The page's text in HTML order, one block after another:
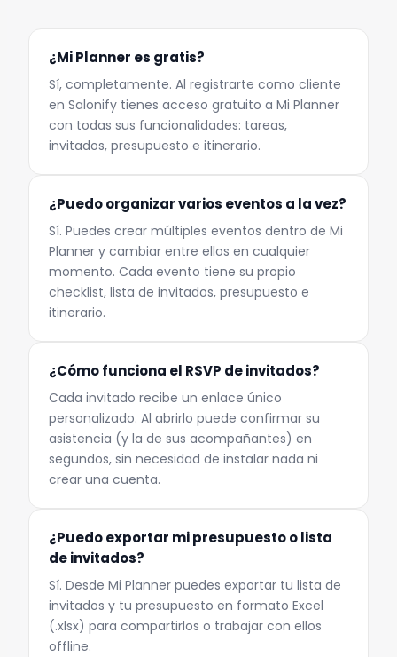
¿Mi Planner es gratis?
Sí, completamente. Al registrarte como cliente
en Salonify tienes acceso gratuito a Mi Planner
con todas sus funcionalidades: tareas,
invitados, presupuesto e itinerario.
¿Puedo organizar varios eventos a la vez?
Sí. Puedes crear múltiples eventos dentro de Mi
Planner y cambiar entre ellos en cualquier
momento. Cada evento tiene su propio
checklist, lista de invitados, presupuesto e
itinerario.
¿Cómo funciona el RSVP de invitados?
Cada invitado recibe un enlace único
personalizado. Al abrirlo puede confirmar su
asistencia (y la de sus acompañantes) en
segundos, sin necesidad de instalar nada ni
crear una cuenta.
¿Puedo exportar mi presupuesto o lista
de invitados?
Sí. Desde Mi Planner puedes exportar tu lista de
invitados y tu presupuesto en formato Excel
(.xlsx) para compartirlos o trabajar con ellos
offline.